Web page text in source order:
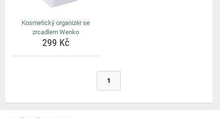
Kosmetický organizér se
zrcadlem Wenko
299 Kč
1